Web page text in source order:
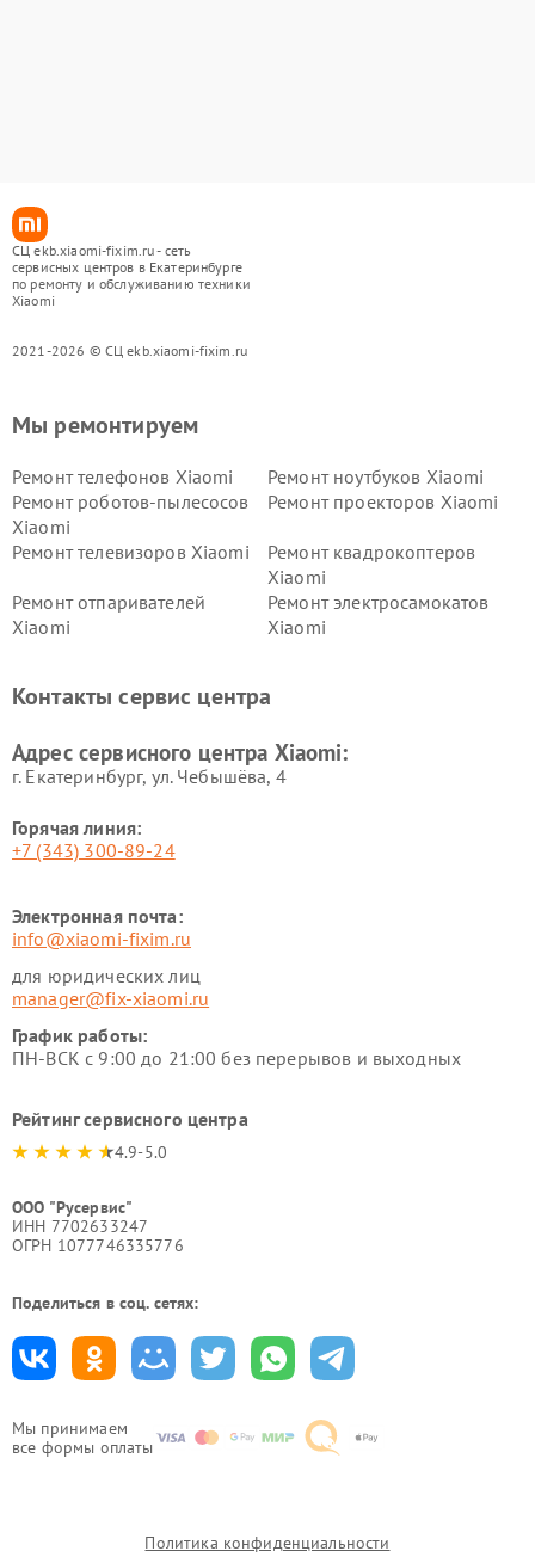
СЦ ekb.xiaomi-fixim.ru - сеть
сервисных центров в Екатеринбурге
по ремонту и обслуживанию техники
Xiaomi
2021-2026 © СЦ ekb.xiaomi-fixim.ru
Мы принимаем
все формы оплаты
Мы ремонтируем
Ремонт телефонов Xiaomi
Ремонт ноутбуков Xiaomi
Ремонт роботов-пылесосов
Xiaomi
Ремонт проекторов Xiaomi
Ремонт телевизоров Xiaomi
Ремонт квадрокоптеров
Xiaomi
Ремонт отпаривателей
Xiaomi
Ремонт электросамокатов
Xiaomi
Ремонт стиральных машин
Ремонт смарт-часов Xiaomi
Контакты сервис центра
Адрес сервисного центра Xiaomi:
г. Екатеринбург, ул. Чебышёва, 4
Горячая линия:
+7 (343) 300-89-24
Электронная почта:
info@xiaomi-fixim.ru
для юридических лиц
manager@fix-xiaomi.ru
График работы:
ПН-ВСК с 9:00 до 21:00 без перерывов и выходных
Рейтинг сервисного центра
4.9-5.0
ООО "Русервис"
ИНН 7702633247
ОГРН 1077746335776
Поделиться в соц. сетях:
Политика конфиденциальности